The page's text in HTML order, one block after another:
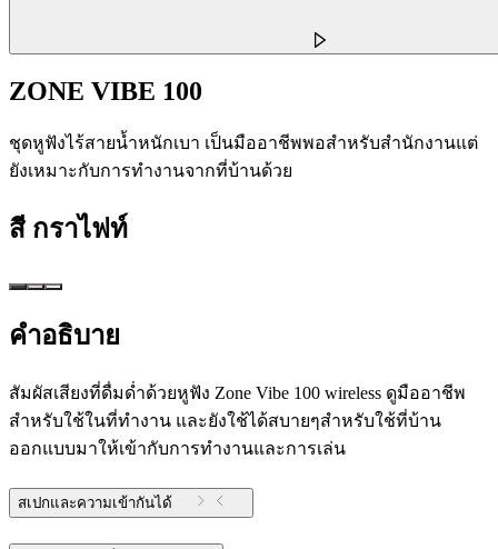
ZONE VIBE 100
ชุดหูฟังไร้สายน้ำหนักเบา เป็นมืออาชีพพอสำหรับสำนักงานแต่
ยังเหมาะกับการทำงานจากที่บ้านด้วย
สี กราไฟท์
คำอธิบาย
สัมผัสเสียงที่ดื่มด่ำด้วยหูฟัง Zone Vibe 100 wireless ดูมืออาชีพ
สำหรับใช้ในที่ทำงาน และยังใช้ได้สบายๆสำหรับใช้ที่บ้าน
ออกแบบมาให้เข้ากับการทำงานและการเล่น
สเปกและความเข้ากันได้